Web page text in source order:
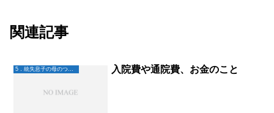
関連記事
5．統失息子の母のつぶやき 入院費や通院費、お金のこと